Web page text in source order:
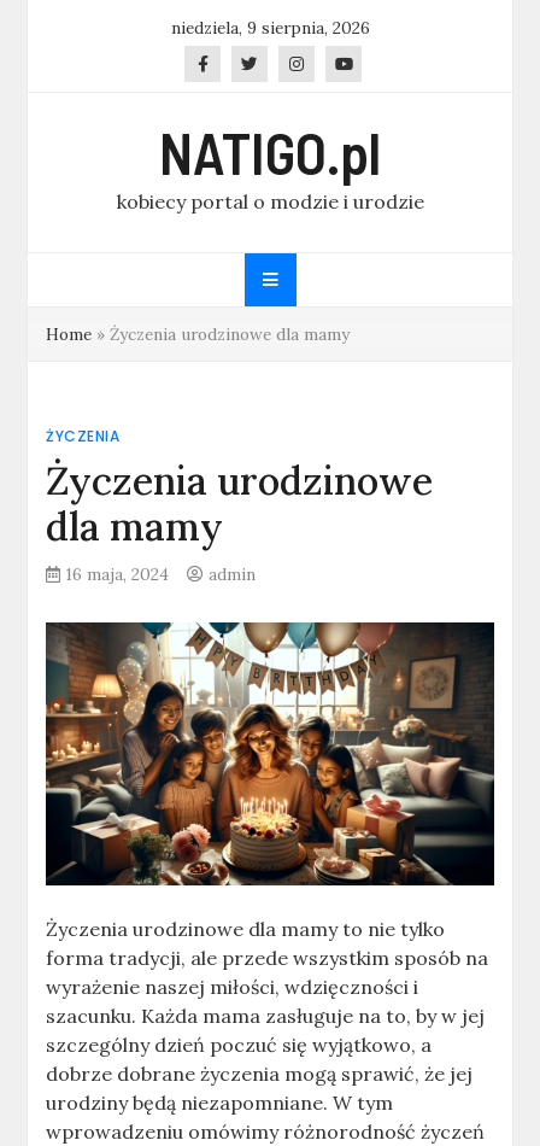
niedziela, 9 sierpnia, 2026
NATIGO.pl
kobiecy portal o modzie i urodzie
Home »Życzenia urodzinowe dla mamy
ŻYCZENIA
Życzenia urodzinowe
dla mamy
16 maja, 2024 admin
Życzenia urodzinowe dla mamy to nie tylko
forma tradycji, ale przede wszystkim sposób na
wyrażenie naszej miłości, wdzięczności i
szacunku. Każda mama zasługuje na to, by w jej
szczególny dzień poczuć się wyjątkowo, a
dobrze dobrane życzenia mogą sprawić, że jej
urodziny będą niezapomniane. W tym
wprowadzeniu omówimy różnorodność życzeń